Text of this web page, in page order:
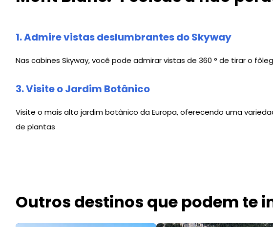
1. Admire vistas deslumbrantes do Skyway
Nas cabines Skyway, você pode admirar vistas de 360 ​​° de tirar o
3. Visite o Jardim Botânico
Visite o mais alto jardim botânico da Europa, oferecendo uma
de plantas
Outros destinos que podem te